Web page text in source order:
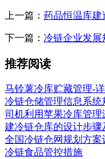
上一篇： 药品恒温库建
下一篇： 冷链企业发展
推荐阅读
马铃薯冷库贮藏管理-
冷链仓储管理信息系统
司机利用苹果冷库管理
建冷链仓库的设计步
全国冷链仓网规划方案
冷链食品管控措施